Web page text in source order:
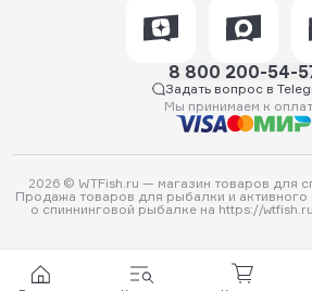
8 800 200-54-
Задать вопрос в
Мы принимаем к
2026 © WTFish.ru — магазин товаров для
Продажа товаров для рыбалки и активного
о спиннинговой рыбалке на https://